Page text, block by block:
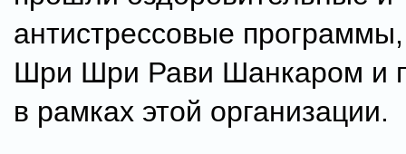
антистрессовые
Шри Шри Рави Шанкаром и
в рамках этой организации.